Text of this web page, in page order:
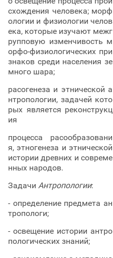
схождения человека; морф
ологии и физиологии челов
ека, которые изучают межг
рупповую изменчивость м
орфо-физиологических при
знаков среди населения зе
много шара;
расогенеза и этнической а
нтропологии, задачей кото
рых является реконструкц
ия
процесса расообразовани
я, этногенеза и этнической
истории древних и совреме
нных народов.
Задачи Антропологии:
- определение предмета ан
тропологи;
- освещение истории антро
пологических знаний;